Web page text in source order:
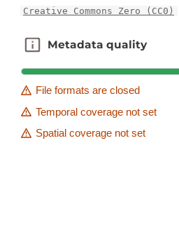
Creative Commons Zero (CC0)
Metadata quality
Metadata quality
File formats are closed
Temporal coverage not set
Spatial coverage not set